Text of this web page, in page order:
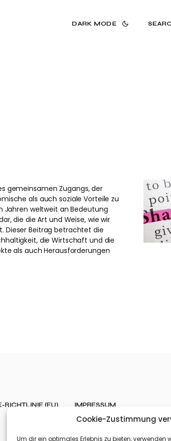
Cookie-Zustimmung
Um dir ein optimales Erlebnis zu bieten, verwenden
DARK MODE
gemeinsamen Zugangs, der
als auch soziale Vorteile zu
Jahren weltweit an Bedeutung
die die Art und Weise, wie wir
Dieser Beitrag betrachtet die
die Wirtschaft und die
als auch Herausforderungen
RICHTLINIE (EU) IMPRESSUM